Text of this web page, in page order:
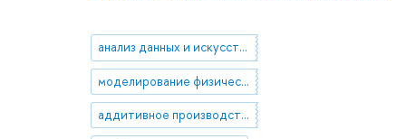
анализ данных и искусственный интеллект
моделирование физических процессов
аддитивное производство